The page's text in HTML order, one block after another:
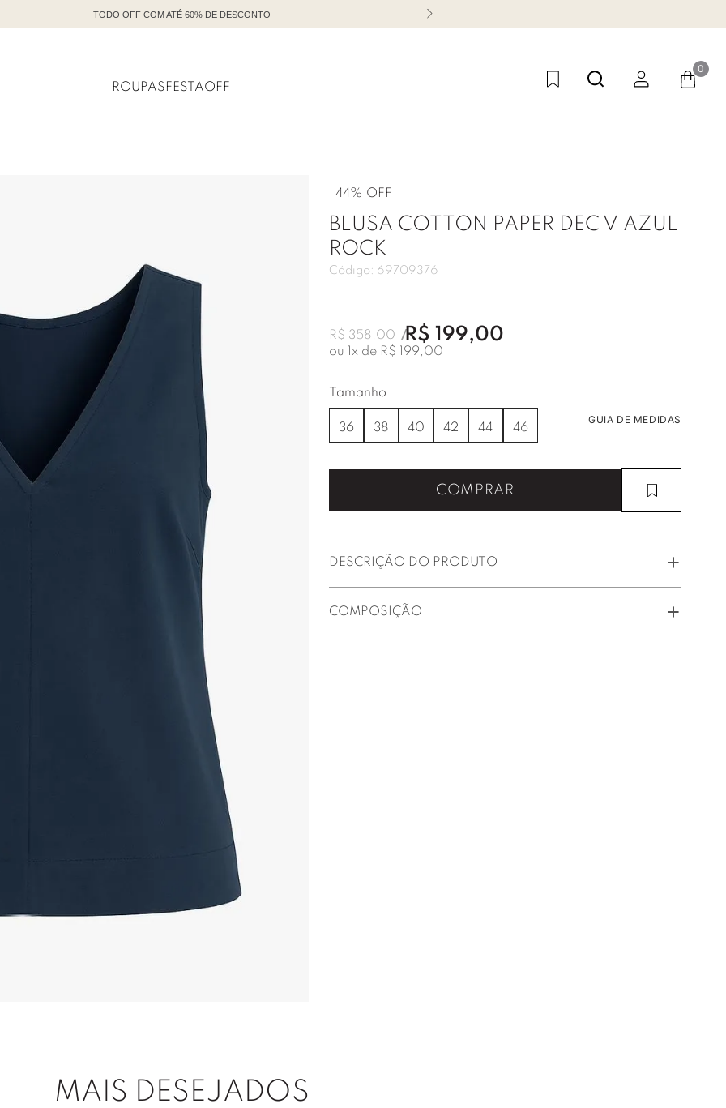
CONHEÇA NOSSA LINHA FESTA
ROUPASFESTAOFF
0
44% OFF
BLUSA COTTON PAPER DEC V AZUL
ROCK
Código: 69709376
R$ 358,00 R$ 199,00
ou x de R$ 199,00
Tamanho
36 38 40 42 44 46
GUIA DE MEDIDAS
COMPRAR
DESCRIÇÃO DO PRODUTO
COMPOSIÇÃO
MAIS DESEJADOS